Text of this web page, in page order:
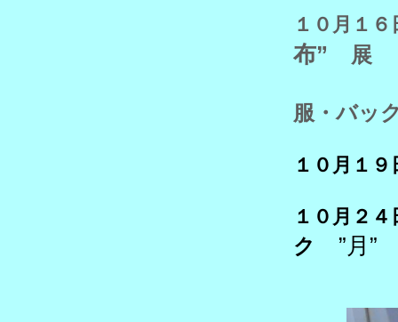
１０月１
布” 展
服・バッ
１０月１
１０月２
ク ”月”